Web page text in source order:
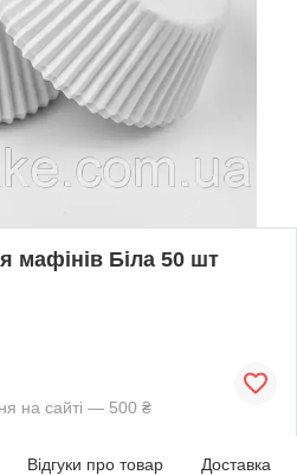
мафінів Біла 50 шт
на сайті — 500 ₴
Відгуки про товар Доставка